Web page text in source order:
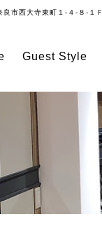
良市西大寺東町１-４-８-１Ｆ
Guest Style